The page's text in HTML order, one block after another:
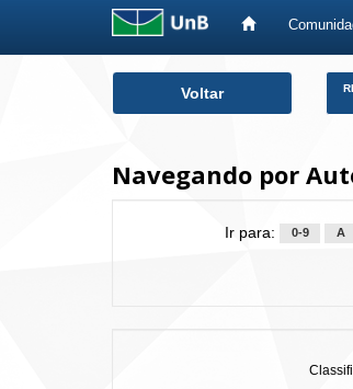
Voltar
Navegando por
Ir para: 0-9 A